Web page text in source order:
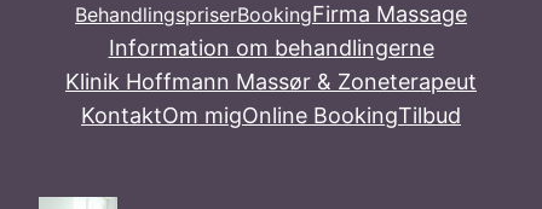
BehandlingspriserBookingFirma Massage
Information om behandlingerne
Klinik Hoffmann Massør & Zoneterapeut
KontaktOm migOnline BookingTilbud